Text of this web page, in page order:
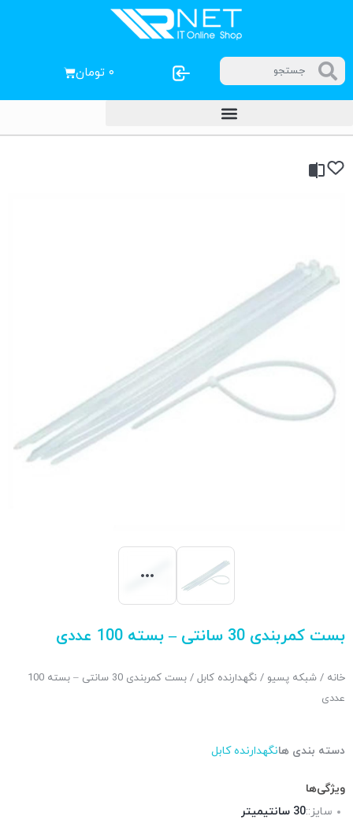
۰ تومان
بست کمربندی 30 سانتی – بسته 100 عددی
خانه / شبکه پسیو / نگهدارنده کابل
/ بست کمربندی 30 سانتی – بسته 100
عددی
دسته بندی هانگهدارنده کابل
ویژگی‌ها
سایز::30 سانتیمیتر